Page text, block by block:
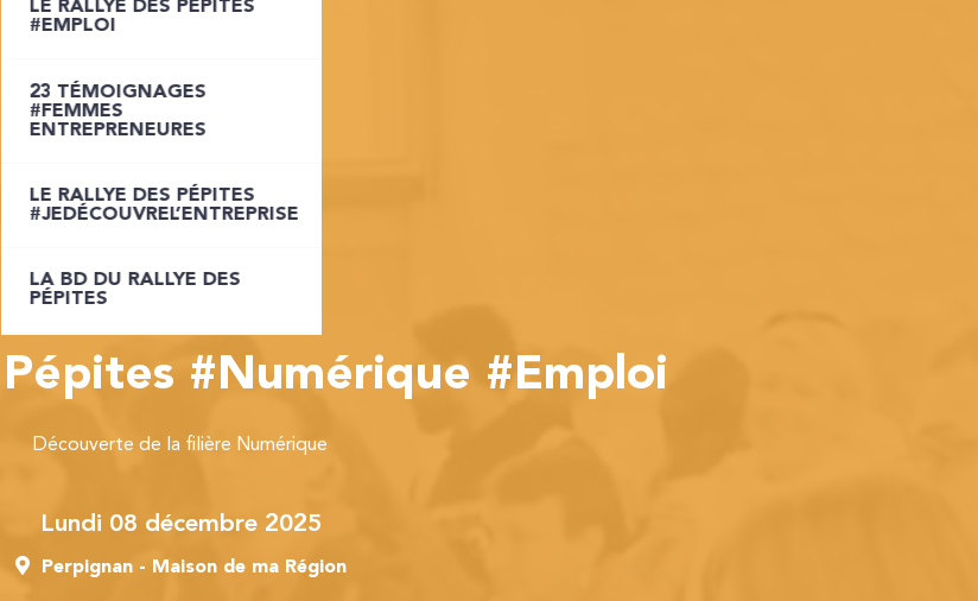
LE RALLYE DES PÉPITES
LE RALLYE DES PÉPITES
JOB DATING
LE RALLYE DES PÉPITES
ETUDIANTS
LA BD DU RALLYE DES
PÉPITES
LE RALLYE DES PÉPITES
#EMPLOI
23 TÉMOIGNAGES
#FEMMES
ENTREPRENEURES
LE RALLYE DES PÉPITES
#JEDÉCOUVREL’ENTREPRISE
LA BD DU RALLYE DES
PÉPITES
#Numérique #Emploi
Découverte de la filière Numérique
lundi 08 décembre 2025
Perpignan - Maison de ma Région